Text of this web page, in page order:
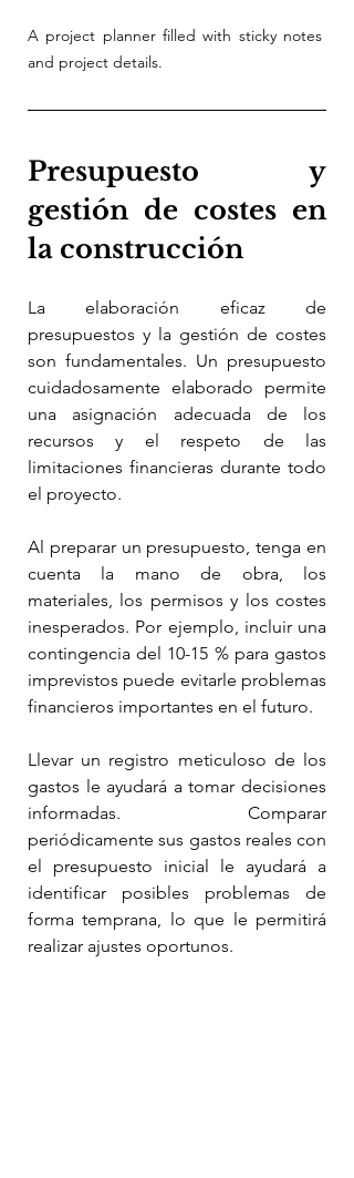
A project planner filled with sticky notes
and project details.
Presupuesto y
gestión de costes en
la construcción
La elaboración eficaz de
presupuestos y la gestión de costes
son fundamentales. Un presupuesto
cuidadosamente elaborado permite
una asignación adecuada de los
recursos y el respeto de las
limitaciones financieras durante todo
el proyecto.
Al preparar un presupuesto, tenga en
cuenta la mano de obra, los
materiales, los permisos y los costes
inesperados. Por ejemplo, incluir una
contingencia del 10-15 % para gastos
imprevistos puede evitarle problemas
financieros importantes en el futuro.
Llevar un registro meticuloso de los
gastos le ayudará a tomar decisiones
informadas. Comparar
periódicamente sus gastos reales con
el presupuesto inicial le ayudará a
identificar posibles problemas de
forma temprana, lo que le permitirá
realizar ajustes oportunos.